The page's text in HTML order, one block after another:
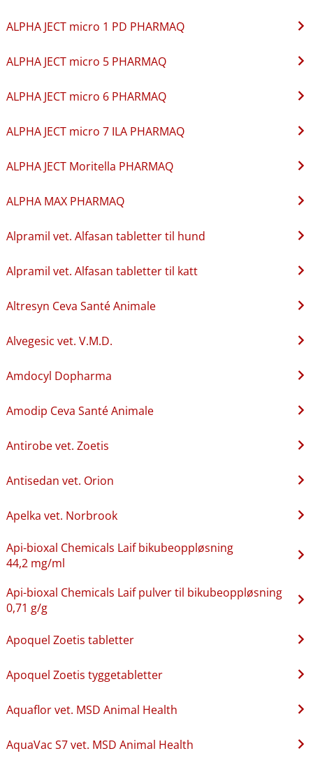
ALPHA JECT micro 1 PD PHARMAQ
ALPHA JECT micro 5 PHARMAQ
ALPHA JECT micro 6 PHARMAQ
ALPHA JECT micro 7 ILA PHARMAQ
ALPHA JECT Moritella PHARMAQ
ALPHA MAX PHARMAQ
Alpramil vet. Alfasan tabletter til hund
Alpramil vet. Alfasan tabletter til katt
Altresyn Ceva Santé Animale
Alvegesic vet. V.M.D.
Amdocyl Dopharma
Amodip Ceva Santé Animale
Antirobe vet. Zoetis
Antisedan vet. Orion
Apelka vet. Norbrook
Api-bioxal Chemicals Laif bikubeoppløsning
44,2 mg/ml
Api-bioxal Chemicals Laif pulver til bikubeoppløsning
0,71 g/g
Apoquel Zoetis tabletter
Apoquel Zoetis tyggetabletter
Aquaflor vet. MSD Animal Health
AquaVac S7 vet. MSD Animal Health